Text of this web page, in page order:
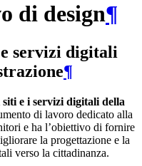
di design¶
servizi digitali
¶
e i servizi digitali della
di lavoro dedicato alla
e ha l’obiettivo di fornire
la progettazione e la
verso la cittadinanza.